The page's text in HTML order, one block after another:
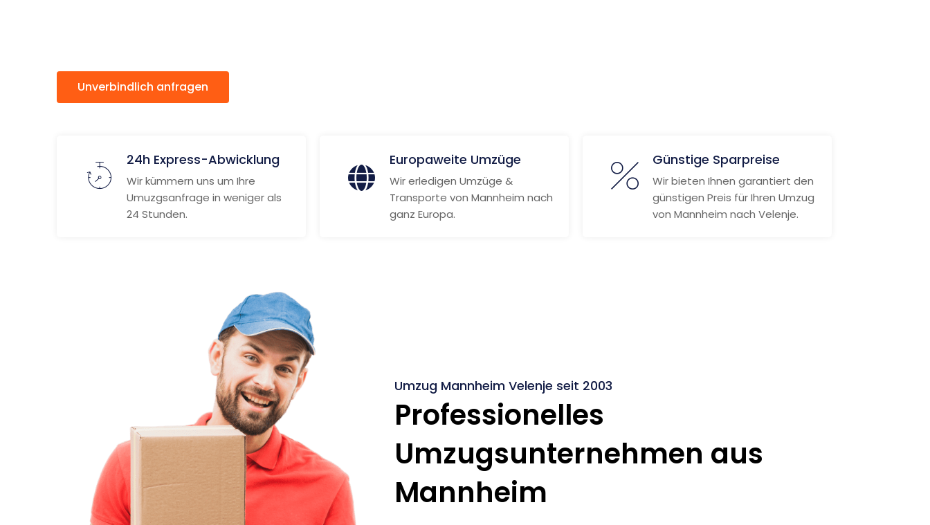
Unverbindlich anfragen
24h Express-Abwicklung
Wir kümmern uns um Ihre
Umuzgsanfrage in weniger als
24 Stunden.
Europaweite Umzüge
Wir erledigen Umzüge &
Transporte von Mannheim nach
ganz Europa.
Günstige Sparpreise
Wir bieten Ihnen garantiert den
günstigen Preis für Ihren Umzug
von Mannheim nach Velenje.
Umzug Mannheim Velenje seit 2003
Professionelles
Umzugsunternehmen aus
Mannheim